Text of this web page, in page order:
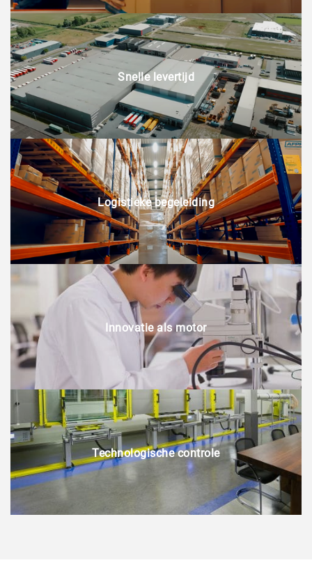
Snelle levertijd
Logistieke begeleiding
Innovatie als motor
Technologische controle